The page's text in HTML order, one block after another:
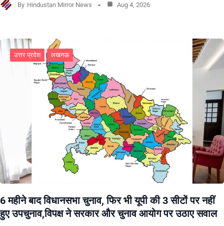
By Hindustan Mirror News Aug 4, 2026
उत्तर प्रदेश लखनऊ
6 महीने बाद विधानसभा चुनाव, फिर भी यूपी की 3 सीटों पर नहीं
हुए उपचुनाव,विपक्ष ने सरकार और चुनाव आयोग पर उठाए सवाल